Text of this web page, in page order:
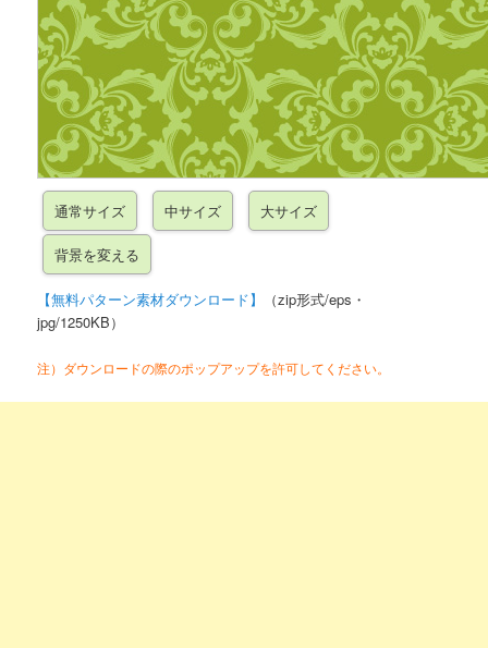
【無料パターン素材ダウンロード】
（zip形式/eps・
jpg/1250KB）
注）ダウンロードの際のポップアップを許可してください。